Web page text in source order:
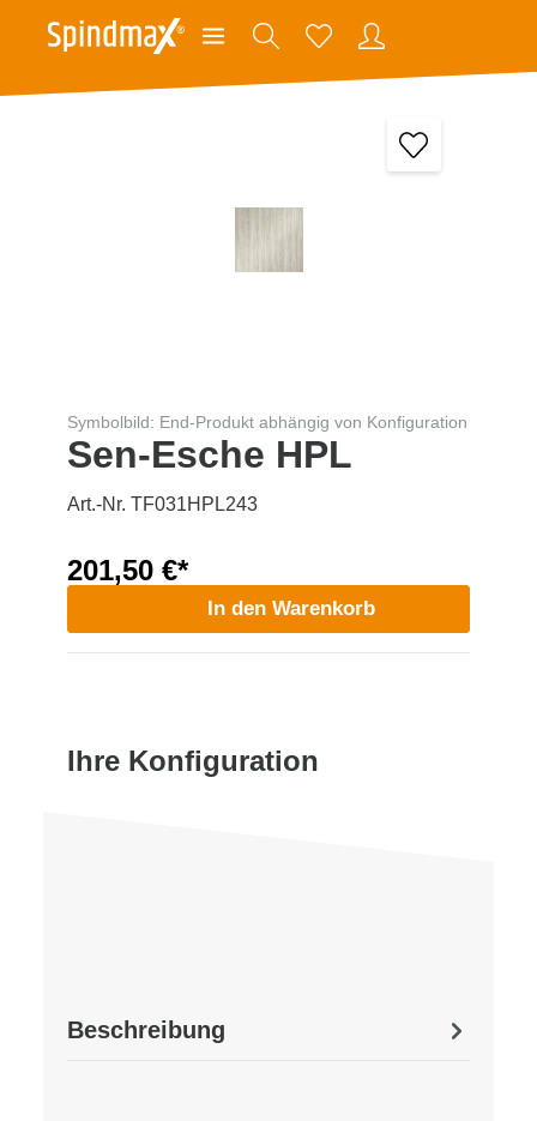
Symbolbild: End-Produkt abhängig von Konfiguration
Sen-Esche HPL
Art.-Nr. TF031HPL243
201,50 €*
In den Warenkorb
Ihre Konfiguration
Beschreibung